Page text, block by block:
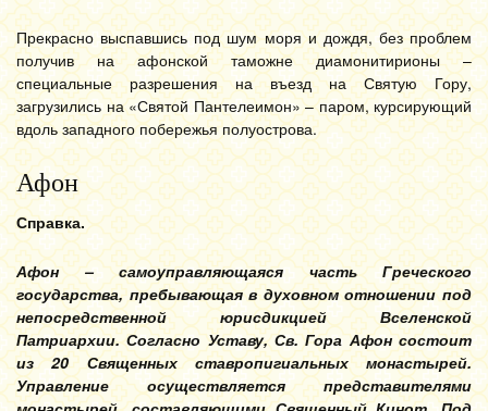
Прекрасно выспавшись под шум моря и дождя, без проблем
получив на афонской таможне диамонитирионы –
специальные разрешения на въезд на Святую Гору,
загрузились на «Святой Пантелеимон» – паром, курсирующий
вдоль западного побережья полуострова.
Афон
Справка.
Афон – самоуправляющаяся часть Греческого
государства, пребывающая в духовном отношении под
непосредственной юрисдикцией Вселенской
Патриархии. Согласно Уставу, Св. Гора Афон состоит
из 20 Священных ставропигиальных монастырей.
Управление осуществляется представителями